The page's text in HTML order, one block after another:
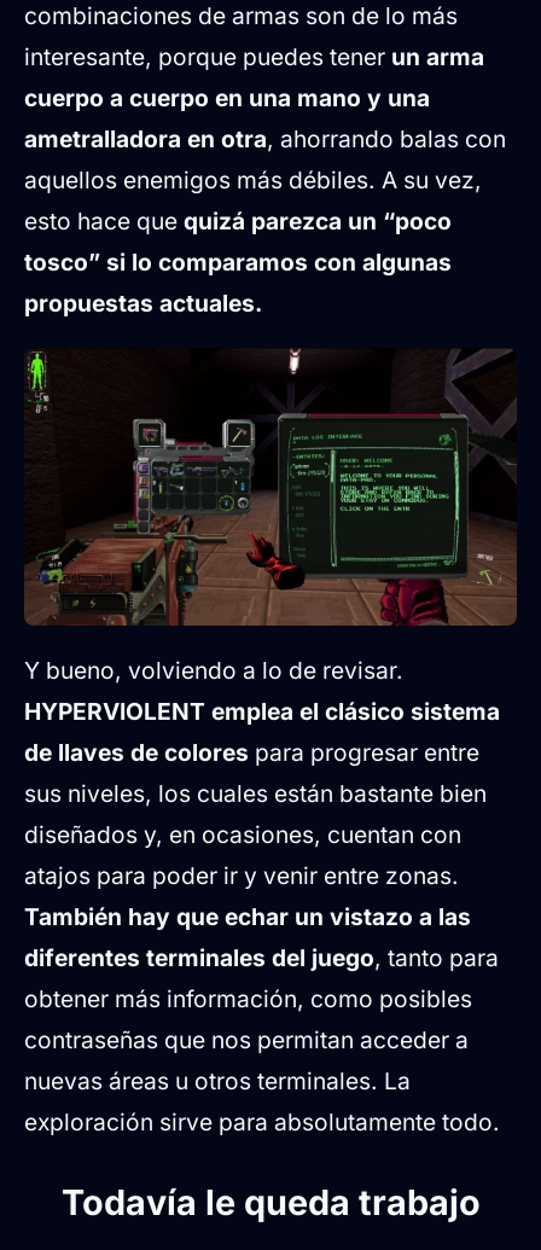
combinaciones de armas son de lo más
interesante, porque puedes tener un arma
cuerpo a cuerpo en una mano y una
ametralladora en otra, ahorrando balas con
aquellos enemigos más débiles. A su vez,
esto hace que quizá parezca un “poco
tosco” si lo comparamos con algunas
propuestas actuales.
Y bueno, volviendo a lo de revisar.
HYPERVIOLENT emplea el clásico sistema
de llaves de colores para progresar entre
sus niveles, los cuales están bastante bien
diseñados y, en ocasiones, cuentan con
atajos para poder ir y venir entre zonas.
También hay que echar un vistazo a las
diferentes terminales del juego, tanto para
obtener más información, como posibles
contraseñas que nos permitan acceder a
nuevas áreas u otros terminales. La
exploración sirve para absolutamente todo.
Todavía le queda trabajo